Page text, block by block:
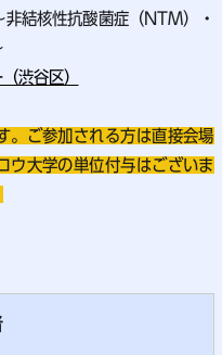
結核性抗酸菌症（NTM）・
渋谷区）
。ご参加される方は直接会場
ウ大学の単位付与はございま